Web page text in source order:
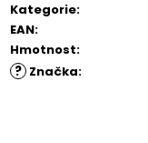
Kategorie:
EAN:
Hmotnost:
? Značka: